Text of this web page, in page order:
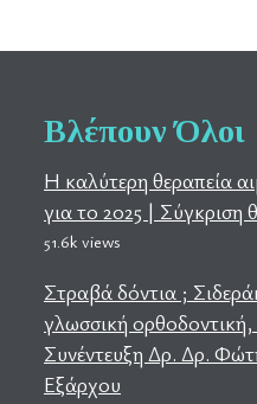
Βλέπουν Όλοι
Η καλύτερη θεραπεία
για το 2025 | Σύγκριση
51.6k views
Στραβά δόντια ;
γλωσσική
Συνέντευξη Δρ. Δρ.
Εξάρχου